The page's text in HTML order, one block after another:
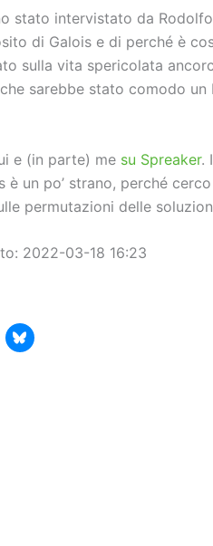
stato intervistato da
di Galois e di perché è
sulla vita spericolata
sarebbe stato comodo
e (in parte) me su Spreaker.
è un po’ strano, perché
permutazioni delle
2022-03-18 16:23